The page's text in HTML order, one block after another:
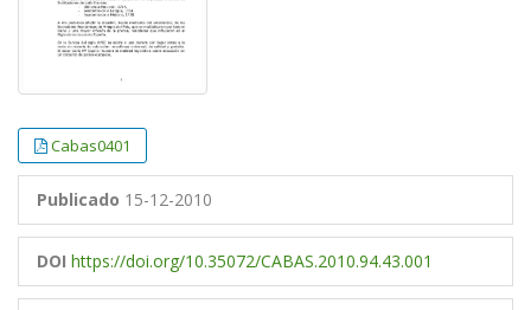
Cabas0401
Publicado 15-12-2010
DOI https://doi.org/10.35072/CABAS.2010.94.43.001